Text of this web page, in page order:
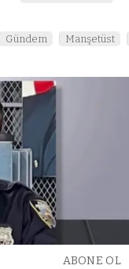
Gündem
Manşetüst
ABONE OL